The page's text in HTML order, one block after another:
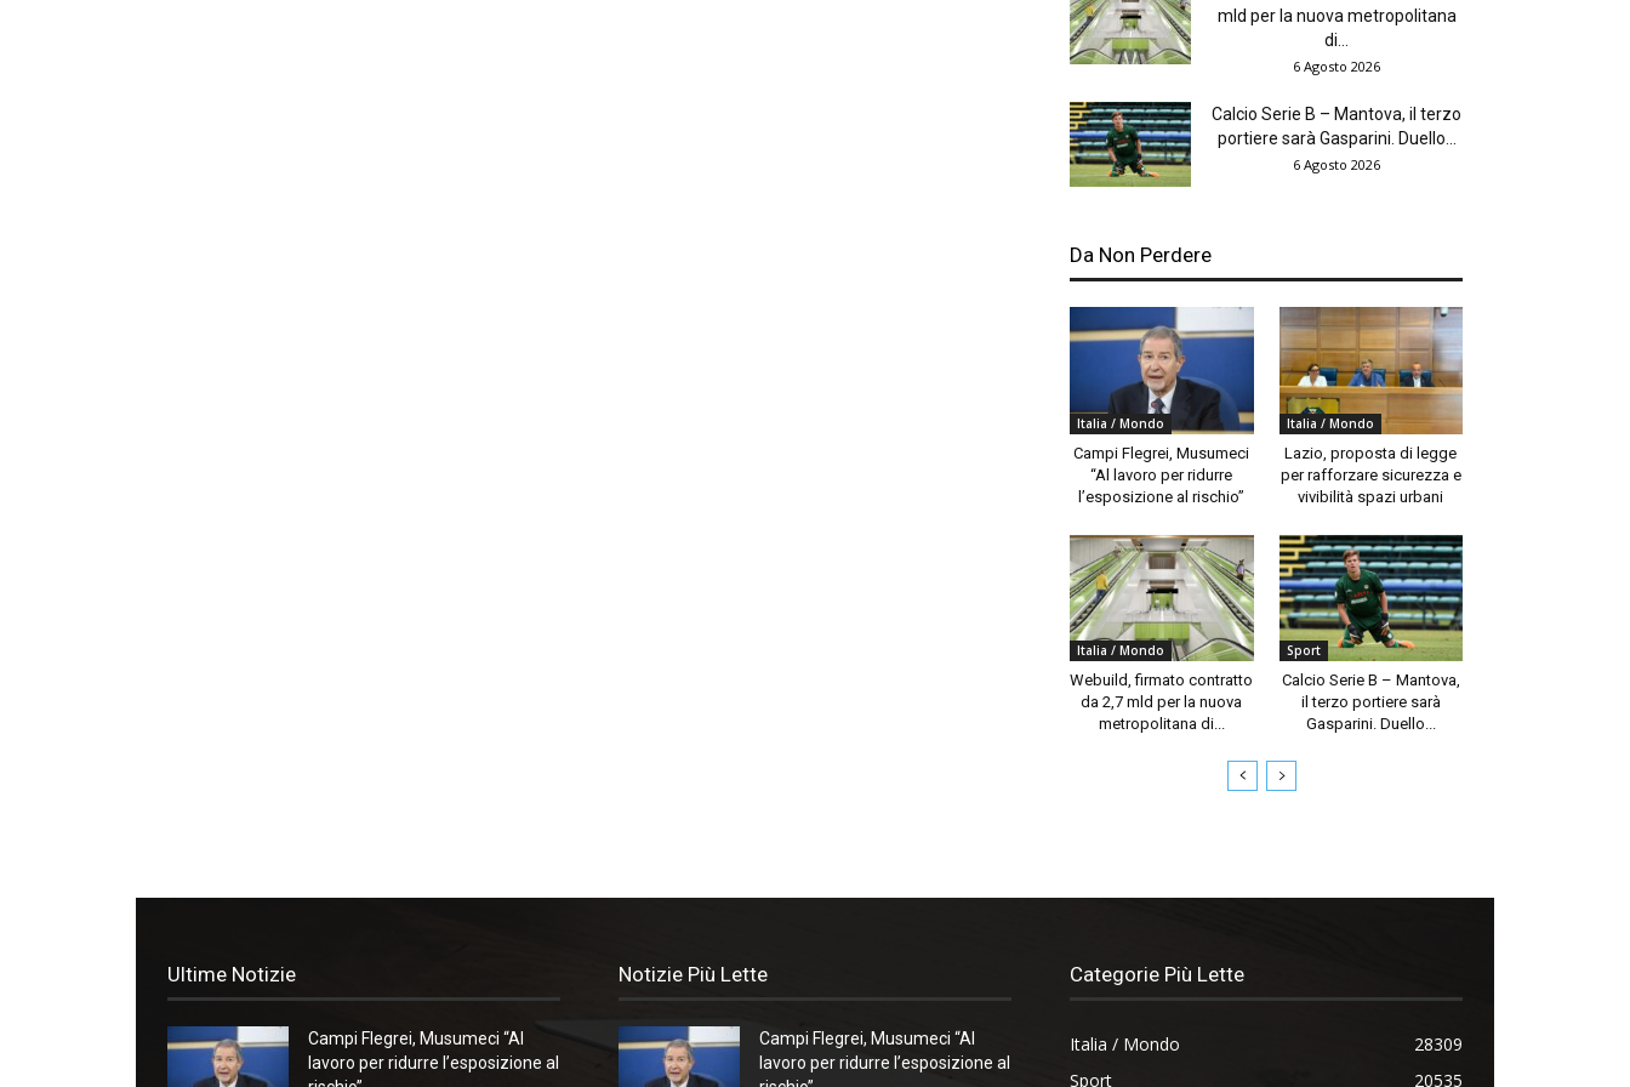
mld per la nuova metropolitana
di...
6 Agosto 2026
Calcio Serie B – Mantova, il terzo
portiere sarà Gasparini. Duello...
6 Agosto 2026
Da Non Perdere
Italia / Mondo
Campi Flegrei, Musumeci
“Al lavoro per ridurre
l’esposizione al rischio”
Italia / Mondo
Lazio, proposta di legge
per rafforzare sicurezza e
vivibilità spazi urbani
Italia / Mondo
Webuild, firmato contratto
da 2,7 mld per la nuova
metropolitana di...
Sport
Calcio Serie B – Mantova,
il terzo portiere sarà
Gasparini. Duello...
Ultime Notizie
Campi Flegrei, Musumeci “Al
lavoro per ridurre l’esposizione al
Notizie Più Lette
Campi Flegrei, Musumeci “Al
lavoro per ridurre l’esposizione al
Categorie Più Lette
Italia / Mondo
28309
Sport
20535